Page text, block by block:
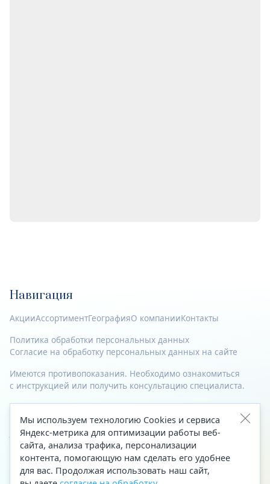
Навигация
АкцииАссортиментГеографияО компанииКонтакты
Политика обработки персональных данных
Согласие на обработку персональных данных на сайте
Имеются противопоказания. Необходимо ознакомиться
с инструкцией или получить консультацию специалиста.
© 2023—2026 Все права защищены.
Адрес
Архангельск, ул. Папанина, д. 19 (вход в здание со стороны
автоцентра «Тойота»)
Мы используем технологию Cookies и сервиса
Яндекс-метрика для оптимизации работы веб-
сайта, анализа трафика, персонализации
контента, помогающую нам сделать его удобнее
для вас. Продолжая использовать наш сайт,